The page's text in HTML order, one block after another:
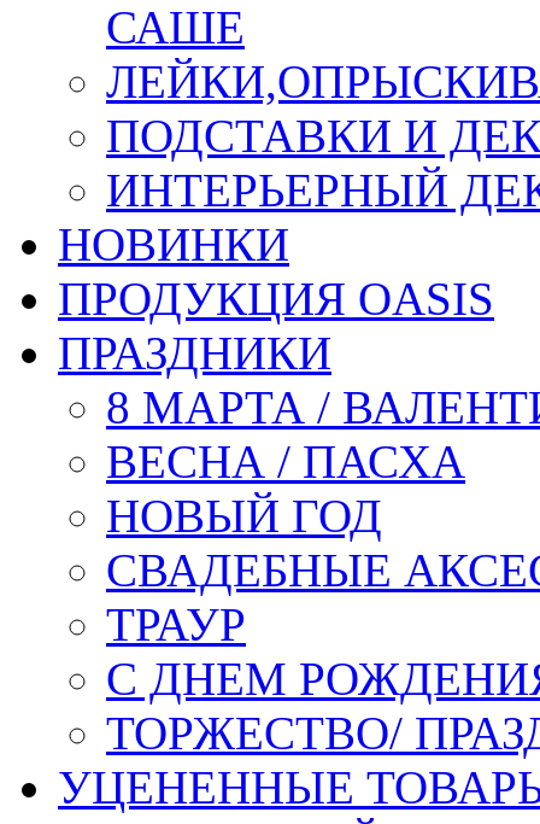
САШЕ
ПОДСТАВКИ И
ИНТЕРЬЕРНЫЙ
НОВИНКИ
ПРОДУКЦИЯ OASIS
ПРАЗДНИКИ
8 МАРТА /
ВЕСНА / ПАСХА
НОВЫЙ ГОД
СВАДЕБНЫЕ
ТРАУР
С ДНЕМ
ТОРЖЕСТВО/
УЦЕНЕННЫЕ